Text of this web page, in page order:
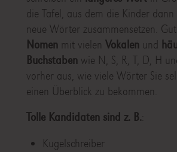
die Tafel, aus dem die Kinder
neue Wörter zusammensetzen.
Nomen mit vielen Vokalen und
Buchstaben wie N, S, R, T, D, H
vorher aus, wie viele Wörter Sie
einen Überblick zu bekommen.
Tolle Kandidaten sind z. B.:
Kugelschreiber